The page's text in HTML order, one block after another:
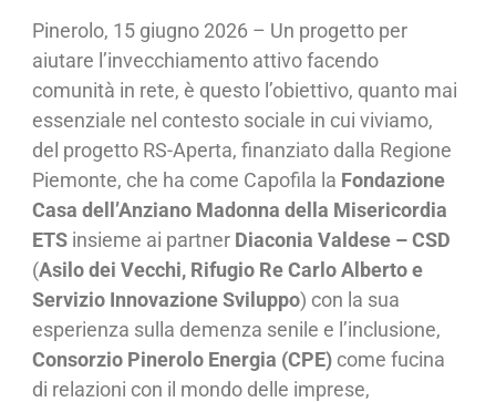
Pinerolo, 15 giugno 2026 – Un progetto per
aiutare l’invecchiamento attivo facendo
comunità in rete, è questo l’obiettivo, quanto mai
essenziale nel contesto sociale in cui viviamo,
del progetto RS-Aperta, finanziato dalla Regione
Piemonte, che ha come Capofila la Fondazione
Casa dell’Anziano Madonna della Misericordia
ETS insieme ai partner Diaconia Valdese – CSD
(Asilo dei Vecchi, Rifugio Re Carlo Alberto e
Servizio Innovazione Sviluppo) con la sua
esperienza sulla demenza senile e l’inclusione,
Consorzio Pinerolo Energia (CPE) come fucina
di relazioni con il mondo delle imprese,